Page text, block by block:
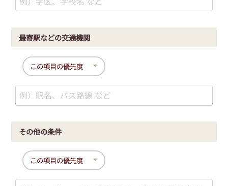
最寄駅などの交通機関
その他の条件